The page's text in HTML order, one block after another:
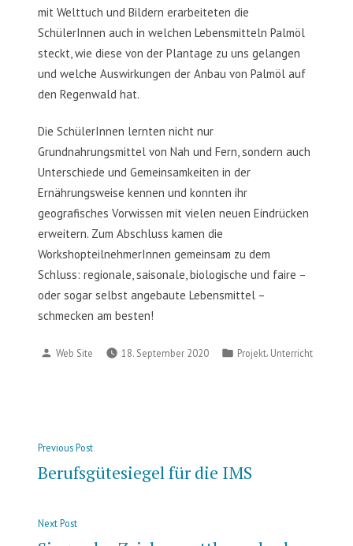
mit Welttuch und Bildern erarbeiteten die
SchülerInnen auch in welchen Lebensmitteln Palmöl
steckt, wie diese von der Plantage zu uns gelangen
und welche Auswirkungen der Anbau von Palmöl auf
den Regenwald hat.
Die SchülerInnen lernten nicht nur
Grundnahrungsmittel von Nah und Fern, sondern auch
Unterschiede und Gemeinsamkeiten in der
Ernährungsweise kennen und konnten ihr
geografisches Vorwissen mit vielen neuen Eindrücken
erweitern. Zum Abschluss kamen die
WorkshopteilnehmerInnen gemeinsam zu dem
Schluss: regionale, saisonale, biologische und faire –
oder sogar selbst angebaute Lebensmittel –
schmecken am besten!
Posted
Web Site 18. September 2020
Posted
Projekt Unterricht
Beitragsnavigation
Previous PostPrevious
post:
Berufsgütesiegel für die IMS
Next PostNext
post: